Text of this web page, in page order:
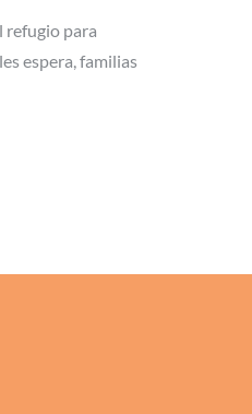
refugio para
espera, familias